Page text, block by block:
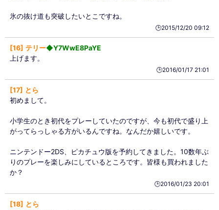
氷の抜け道も突破したいとこですね。
🕒️2015/12/20 09:12
16 テリー◆Y7WwE8PaYE
上げます。
🕒️2016/01/17 21:01
17
とら
初めまして。
小学生のとき初代をプレーしていたのですが、今も初代で盛り上
がってらっしゃる方がいるんですね。なんだか嬉しいです。
ニンテンドー2DS、ピカチュウ版を予約してきました。10数年ぶ
りのプレーを楽しみにしているところです。皆様も買われました
か？
🕒️2016/01/23 20:01
18
とら